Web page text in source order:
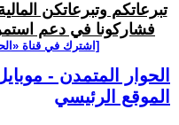
تبرعاتكم وتبرعاتكن
فشاركونا في دعم
[اشترك في قناة
الحوار المتمدن -
الموقع الرئيسي